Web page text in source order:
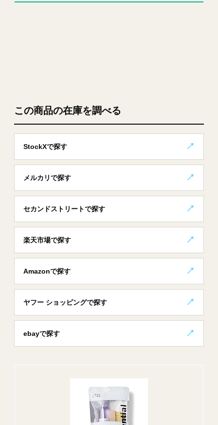
この商品の在庫を調べる
StockXで探す
メルカリで探す
セカンドストリートで探す
楽天市場で探す
Amazonで探す
ヤフー ショッピングで探す
ebayで探す